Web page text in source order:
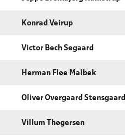
Konrad Veirup
Victor Bech Søgaard
Herman Fløe Malbek
Oliver Overgaard Stensgaard
Villum Thøgersen